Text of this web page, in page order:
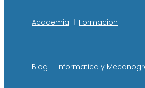
Academia Formacion
Blog Informatica y